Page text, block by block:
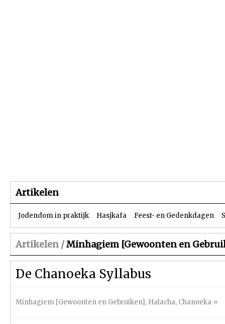
Artikelen
Jodendom in praktijk Hasjkafa Feest- en Gedenkdagen
Artikelen /Minhagiem [Gewoonten en
De Chanoeka Syllabus
Minhagiem [Gewoonten en Gebruiken], Halacha, Chanoeka »